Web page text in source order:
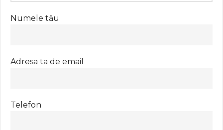
Numele tău
Adresa ta de email
Telefon